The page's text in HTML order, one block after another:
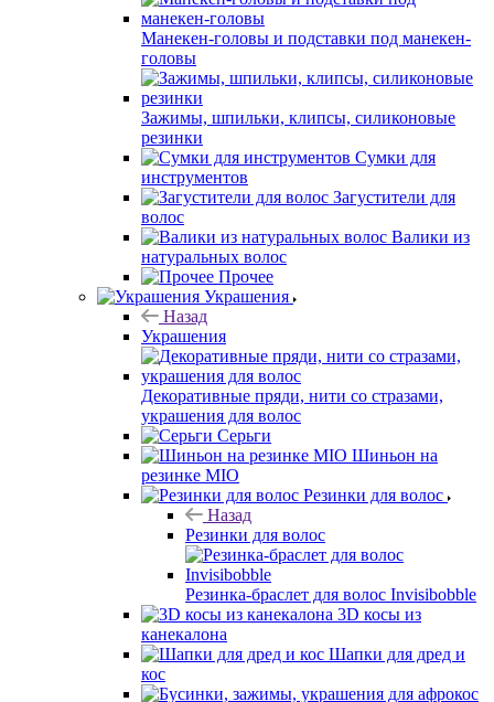
Манекен-головы и подставки под манекен-
головы
Зажимы, шпильки, клипсы, силиконовые
резинки
Сумки для
инструментов
Загустители для
волос
Валики из
натуральных волос
Прочее
Украшения
Назад
Украшения
Декоративные пряди, нити со стразами,
украшения для волос
Серьги
Шиньон на
резинке MIO
Резинки для волос
Назад
Резинки для волос
Резинка-браслет для волос Invisibobble
3D косы из
канекалона
Шапки для дред и
кос